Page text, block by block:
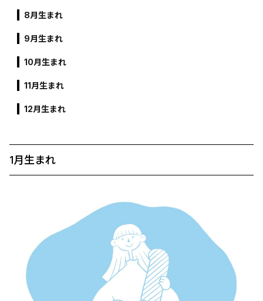
8月生まれ
9月生まれ
10月生まれ
11月生まれ
12月生まれ
1月生まれ